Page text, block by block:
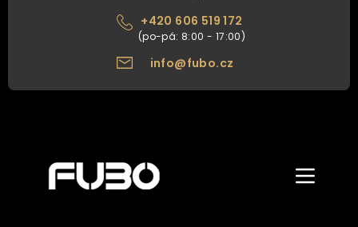
+420 606 519 172
info@fubo.cz
Zobrazit/
menu